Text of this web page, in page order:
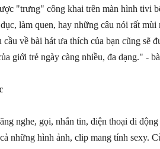
"trưng" công khai trên màn hình tivi
làm quen, hay những câu nói rất
về bài hát ưa thích của bạn cũng sẽ
giới trẻ ngày càng nhiều, đa dạng." -
nghe, gọi, nhắn tin, điện thoại di
những hình ảnh, clip mang tính sexy.